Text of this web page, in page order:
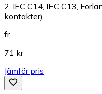
2, IEC C14, IEC C13,
kontakter)
fr.
71 kr
Jämför pris